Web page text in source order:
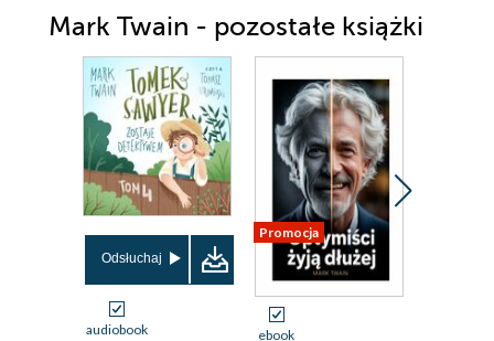
Mark Twain - pozostałe książki
Odsłuchaj
audiobook
Promocja
ebook